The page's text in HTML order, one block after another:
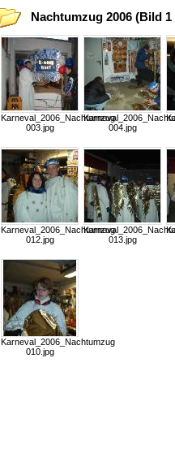
Nachtumzug 2006 (Bild
Karneval_2006_Nachtumzug
003.jpg
004.jpg
Karneval_2006_Nachtumzug
012.jpg
013.jpg
Karneval_2006_Nachtumzug
010.jpg